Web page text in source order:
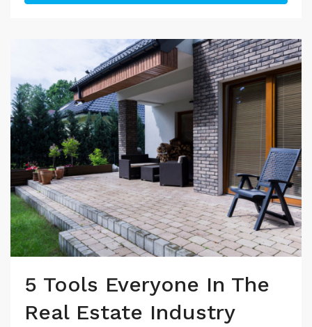
5 Tools Everyone In The
Real Estate Industry